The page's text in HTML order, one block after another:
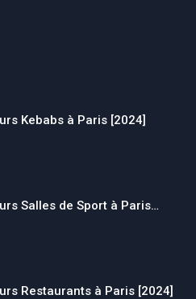
Kebabs à Paris [2024]
Salles de Sport à Paris…
Restaurants à Paris [2024]